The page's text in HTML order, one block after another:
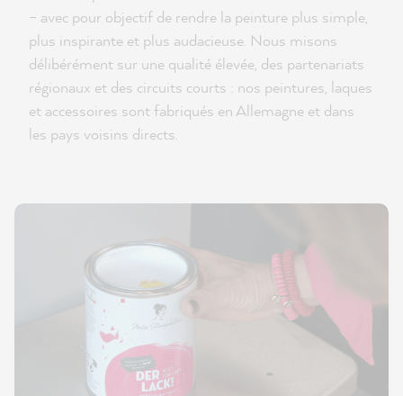
– avec pour objectif de rendre la peinture plus simple,
plus inspirante et plus audacieuse. Nous misons
délibérément sur une qualité élevée, des partenariats
régionaux et des circuits courts : nos peintures, laques
et accessoires sont fabriqués en Allemagne et dans
les pays voisins directs.